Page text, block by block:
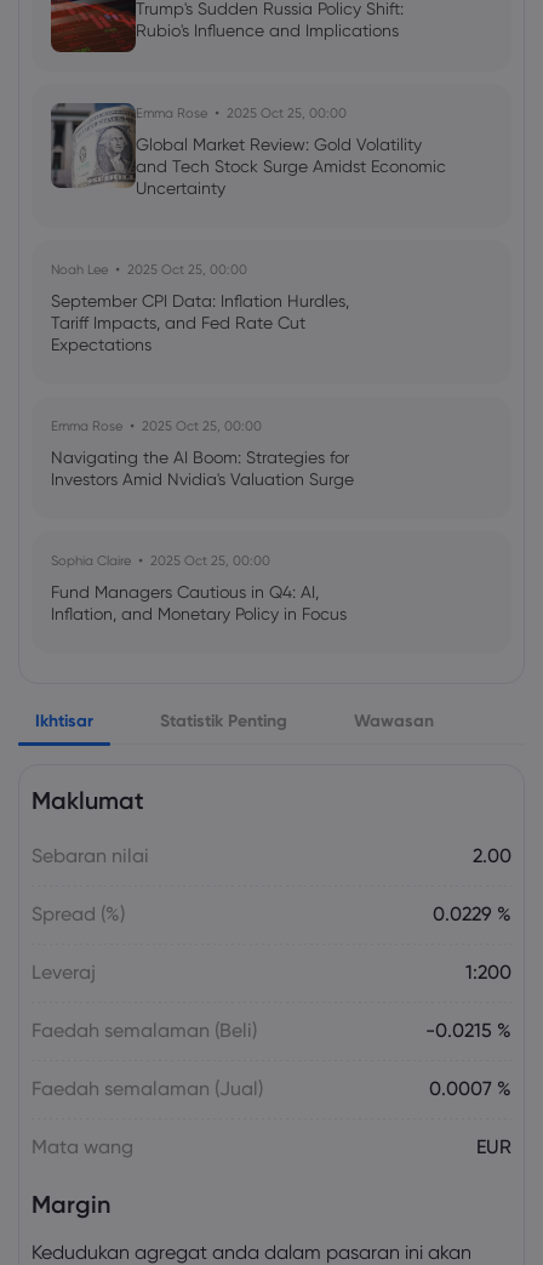
Trump's Sudden Russia Policy Shift:
Rubio's Influence and Implications
Emma Rose 2025 Oct 25, 00:00
Global Market Review: Gold Volatility
and Tech Stock Surge Amidst Economic
Uncertainty
Noah Lee 2025 Oct 25, 00:00
September CPI Data: Inflation Hurdles,
Tariff Impacts, and Fed Rate Cut
Expectations
Emma Rose 2025 Oct 25, 00:00
Navigating the AI Boom: Strategies for
Investors Amid Nvidia's Valuation Surge
Sophia Claire 2025 Oct 25, 00:00
Fund Managers Cautious in Q4: AI,
Inflation, and Monetary Policy in Focus
US Government Shutdown Threatens
October Inflation Data Release
US-EU Relations: Russia Sanctions Unite
Emma Rose
Overheating, U.S. Trade Policy Risk
Ikhtisar Statistik Penting Wawasan
Maklumat
Sebaran nilai 2.00
Spread (%) 0.0229 %
Leveraj 1:200
Faedah semalaman (Beli) -0.0215 %
Faedah semalaman (Jual) 0.0007 %
Mata wang EUR
Margin
Kedudukan agregat anda dalam pasaran ini akan